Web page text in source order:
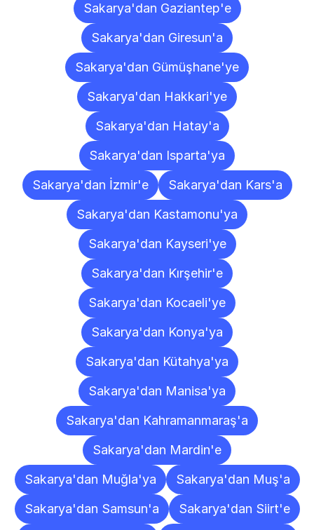
Sakarya'dan Gaziantep'e
Sakarya'dan Giresun'a
Sakarya'dan Gümüşhane'ye
Sakarya'dan Hakkari'ye
Sakarya'dan Hatay'a
Sakarya'dan Isparta'ya
Sakarya'dan İzmir'e
Sakarya'dan Kars'a
Sakarya'dan Kastamonu'ya
Sakarya'dan Kayseri'ye
Sakarya'dan Kırşehir'e
Sakarya'dan Kocaeli'ye
Sakarya'dan Konya'ya
Sakarya'dan Kütahya'ya
Sakarya'dan Manisa'ya
Sakarya'dan Kahramanmaraş'a
Sakarya'dan Mardin'e
Sakarya'dan Muğla'ya
Sakarya'dan Muş'a
Sakarya'dan Samsun'a
Sakarya'dan Siirt'e